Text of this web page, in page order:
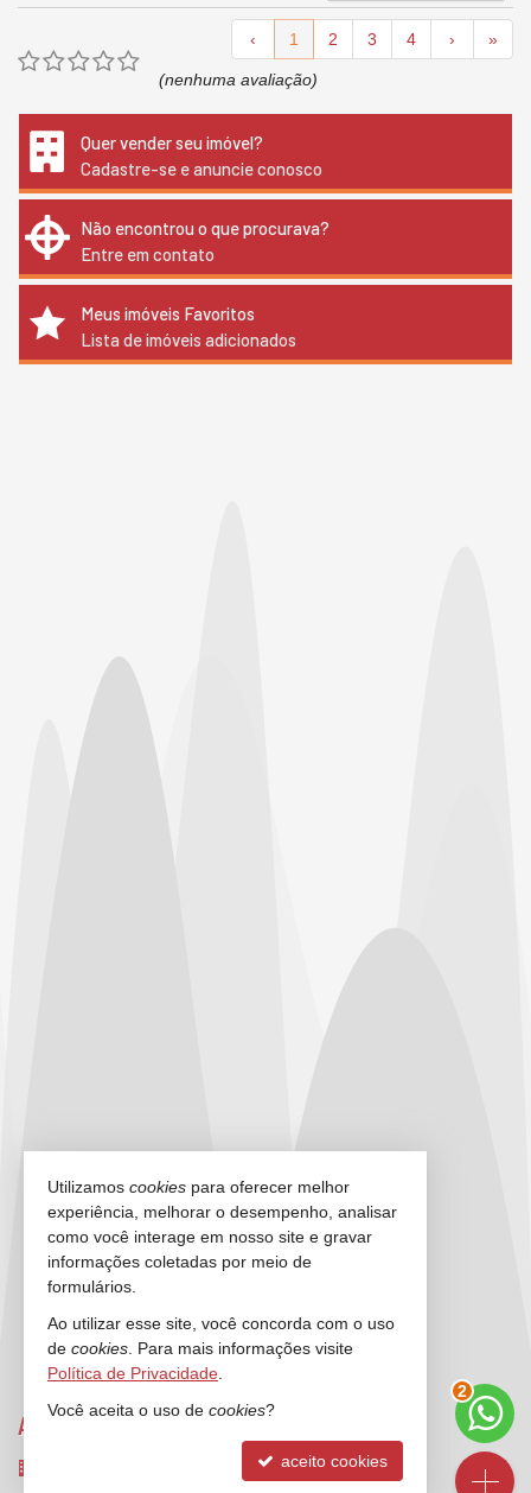
‹ 1 2 3 4 › »
(nenhuma avaliação)
Quer vender seu imóvel?
Cadastre-se e anuncie conosco
Não encontrou o que procurava?
Entre em contato
Meus imóveis Favoritos
Lista de imóveis adicionados
ANCORADOURO IMÓVEIS
Rua 3000, nº 212 - sala 2 e 3
3
Utilizamos cookies para oferecer melhor
experiência, melhorar o desempenho, analisar
como você interage em nosso site e gravar
informações coletadas por meio de
formulários.
Ao utilizar esse site, você concorda com o uso
de cookies . Para mais informações visite
Política de Privacidade
Você aceita o uso de cookies?
aceito cookies